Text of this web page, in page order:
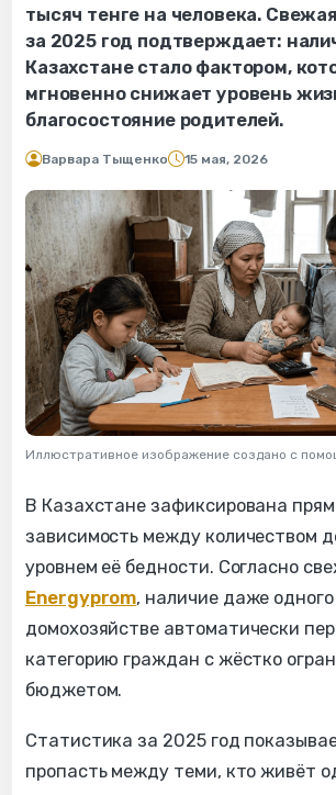
тысяч тенге на человека.
за 2025 год подтверждает:
Казахстане стало фактором,
мгновенно снижает уровень
благосостояние родителей.
Варвара Тыщенко 15 мая, 2026
Иллюстративное изображение создано с
В Казахстане зафиксирована
зависимость между количеством
уровнем её бедности. Согласно
Energyprom, наличие даже одного
домохозяйстве автоматически
категорию граждан с жёстко
бюджетом.
Статистика за 2025 год
пропасть между теми, кто живёт